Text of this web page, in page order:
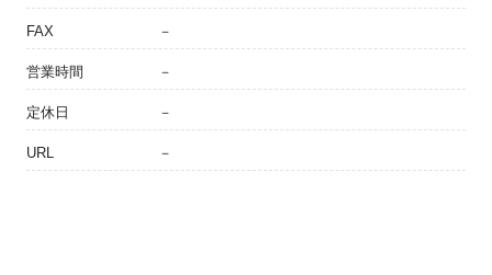
FAX －
営業時間 －
定休日 －
URL －